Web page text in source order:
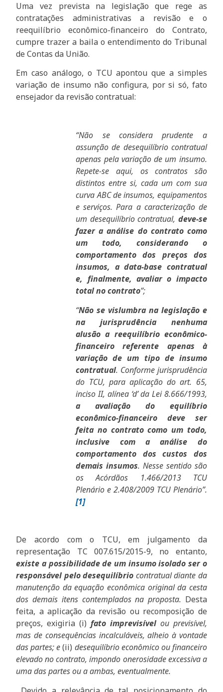
Uma vez prevista na legislação que rege as
contratações administrativas a revisão e o
reequilíbrio econômico-financeiro do Contrato,
cumpre trazer a baila o entendimento do Tribunal
de Contas da União.
Em caso análogo, o TCU apontou que a simples
variação de insumo não configura, por si só, fato
ensejador da revisão contratual:
“Não se considera prudente a
assunção de desequilíbrio contratual
apenas pela variação de um insumo.
Repete-se aqui, os contratos são
distintos entre si, cada um com sua
curva ABC de insumos, equipamentos
e serviços. Para a caracterização de
um desequilíbrio contratual, deve-se
fazer a análise do contrato como
um todo, considerando o
comportamento dos preços dos
insumos, a data-base contratual
e, finalmente, avaliar o impacto
total no contrato”;
“Não se vislumbra na legislação e
na jurisprudência nenhuma
alusão a reequilíbrio econômico-
financeiro referente apenas à
variação de um tipo de insumo
contratual. Conforme jurisprudência
do TCU, para aplicação do art. 65,
inciso II, alínea ‘d’ da Lei 8.666/1993,
a avaliação do equilíbrio
econômico-financeiro deve ser
feita no contrato como um todo,
inclusive com a análise do
comportamento dos custos dos
demais insumos. Nesse sentido são
os Acórdãos 1.466/2013 TCU
Plenário e 2.408/2009 TCU Plenário”.
[1]
De acordo com o TCU, em julgamento da
representação TC 007.615/2015-9, no entanto,
existe a possibilidade de um insumo isolado ser o
responsável pelo desequilíbrio contratual diante da
manutenção da equação econômica original da cesta
dos demais itens contemplados na proposta. Desta
feita, a aplicação da revisão ou recomposição de
preços, exigiria (i) fato imprevisívelou previsível,
mas de consequências incalculáveis, alheio à vontade
das partes; e(ii) desequilíbrio econômico ou financeiro
elevado no contrato, impondo onerosidade excessiva a
uma das partes ou a ambas, eventualmente.